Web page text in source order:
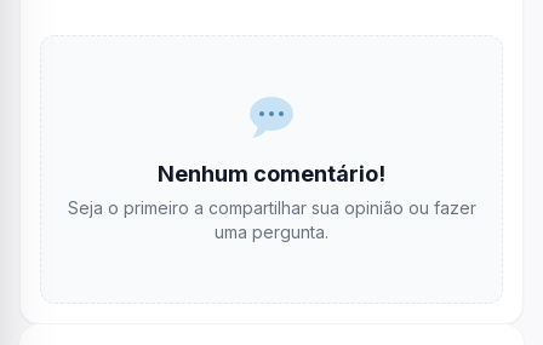
Nenhum comentário!
Seja o primeiro a compartilhar sua opinião ou fazer
uma pergunta.